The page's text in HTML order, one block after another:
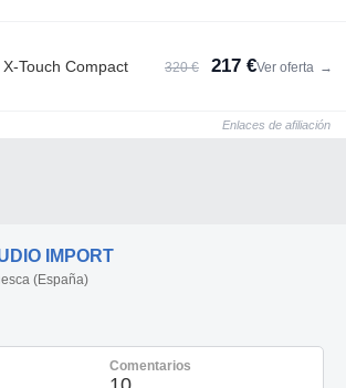
Touch Compact 320 € 217 €Ver oferta →
Enlaces de afiliación
IMPORT
(España)
Comentarios